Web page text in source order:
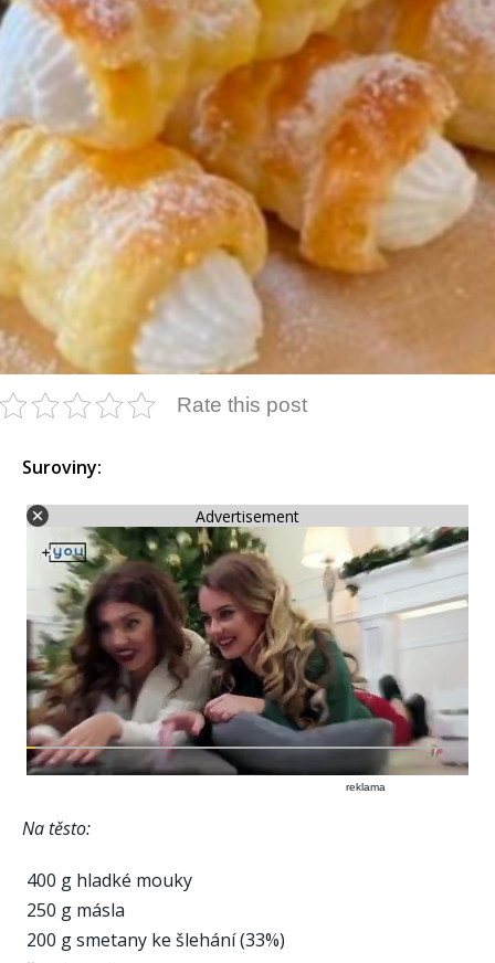
Rate this post
Suroviny:
Advertisement
reklama
Na těsto:
400 g hladké mouky
250 g másla
200 g smetany ke šlehání (33%)